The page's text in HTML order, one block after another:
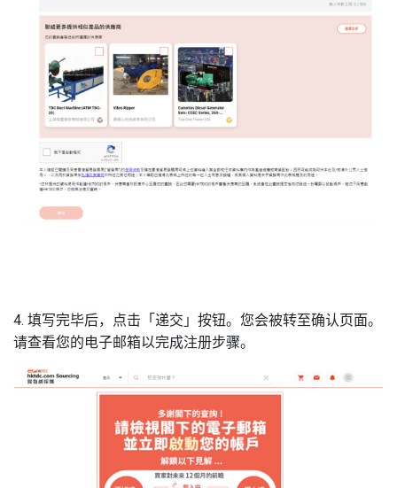
4. 填写完毕后，点击「递交」按钮。您会被转至确认页面。
请查看您的电子邮箱以完成注册步骤。